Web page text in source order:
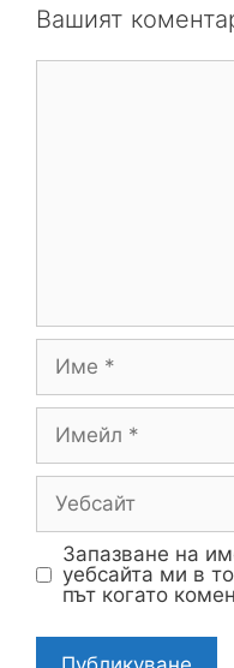
Вашият
Запазване на
уебсайта ми в
път когато